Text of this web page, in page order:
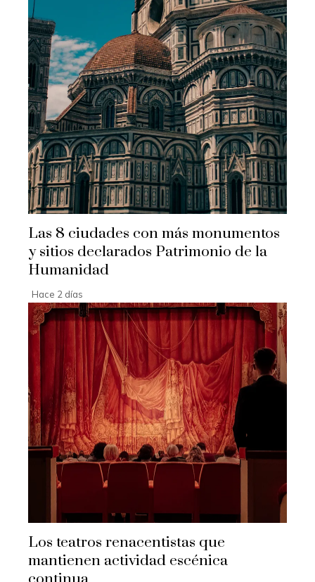
Las 8 ciudades con más monumentos
y sitios declarados Patrimonio de la
Humanidad
Hace 2 días
Los teatros renacentistas que
mantienen actividad escénica